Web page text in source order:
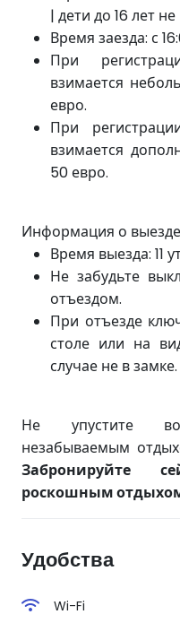
| дети до 16 лет
Время заезда: с
При
взимается
евро.
При
взимается
50 евро.
Информация о
Время выезда: 11
Не забудьте
отъездом.
При отъезде
столе или на
случае не в замке.
Не упустите
незабываемым
Забронируйте
роскошным
Удобства
Wi-Fi